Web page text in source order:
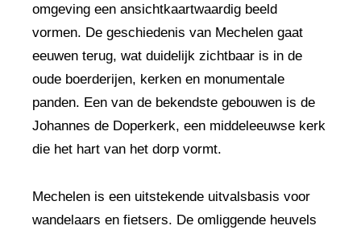
omgeving een ansichtkaartwaardig beeld
vormen. De geschiedenis van Mechelen gaat
eeuwen terug, wat duidelijk zichtbaar is in de
oude boerderijen, kerken en monumentale
panden. Een van de bekendste gebouwen is de
Johannes de Doperkerk, een middeleeuwse kerk
die het hart van het dorp vormt.
Mechelen is een uitstekende uitvalsbasis voor
wandelaars en fietsers. De omliggende heuvels